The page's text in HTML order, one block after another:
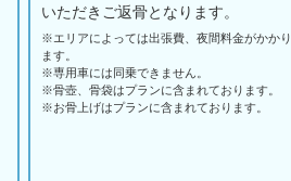
いただきご返骨となります。
※エリアに よっては出張費、夜間料金がかかり
ます。
※専用車には同乗できません。
※骨壺、骨袋はプランに含まれております。
※お骨上げはプランに含まれております。